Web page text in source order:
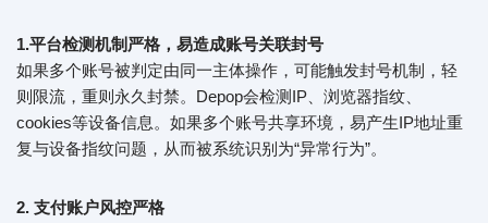
1.平台检测机制严格，易造成账号关联封号
如果多个账号被判定由同一主体操作，可能触发封号机制，轻
则限流，重则永久封禁。Depop会检测IP、浏览器指纹、
cookies等设备信息。如果多个账号共享环境，易产生IP地址重
复与设备指纹问题，从而被系统识别为“异常行为”。
2. 支付账户风控严格